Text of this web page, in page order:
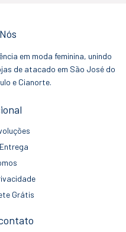
em moda feminina, unindo
de atacado em São José do
e Cianorte.
Grátis